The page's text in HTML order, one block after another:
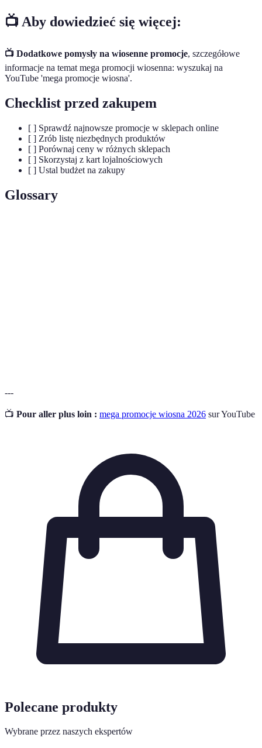
📺 Aby dowiedzieć się więcej:
📺 Dodatkowe pomysły na wiosenne promocje, szczegółowe
informacje na temat mega promocji wiosenna: wyszukaj na
YouTube 'mega promocje wiosna'.
Checklist przed zakupem
[ ] Sprawdź najnowsze promocje w sklepach online
[ ] Zrób listę niezbędnych produktów
[ ] Porównaj ceny w różnych sklepach
[ ] Skorzystaj z kart lojalnościowych
[ ] Ustal budżet na zakupy
Glossary
---
📺 Pour aller plus loin : mega promocje wiosna 2026 sur YouTube
Polecane produkty
Wybrane przez naszych ekspertów